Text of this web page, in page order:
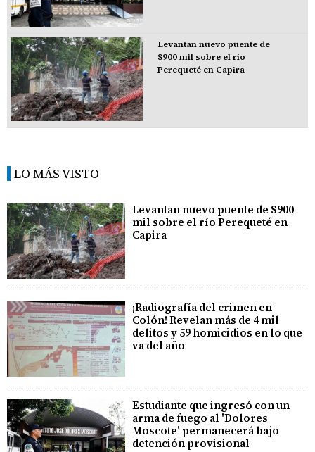
Levantan nuevo puente de
$900 mil sobre el río
Perequeté en Capira
LO MÁS VISTO
Levantan nuevo puente de $900
mil sobre el río Perequeté en
Capira
¡Radiografía del crimen en
Colón! Revelan más de 4 mil
delitos y 59 homicidios en lo que
va del año
Estudiante que ingresó con un
arma de fuego al 'Dolores
Moscote' permanecerá bajo
detención provisional